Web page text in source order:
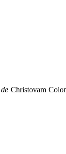
Christovam